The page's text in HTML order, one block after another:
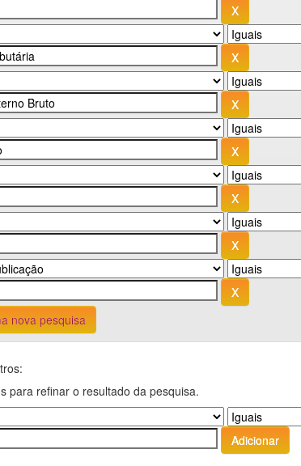
nova pesquisa
para refinar o resultado da pesquisa.